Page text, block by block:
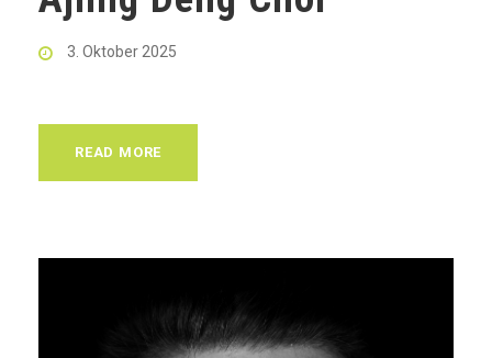
3. Oktober 2025
READ MORE